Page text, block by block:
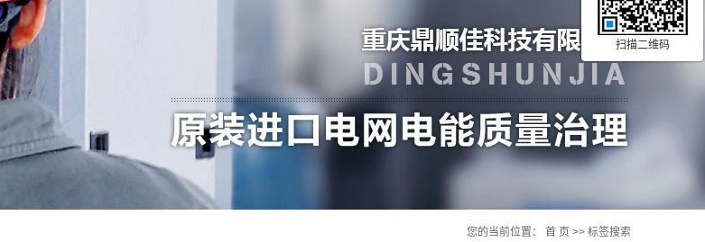
您的当前位置： 首 页 >> 标签搜索
扫描二维码